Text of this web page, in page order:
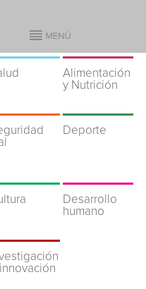
Alimentación
y Nutrición
Deporte
Desarrollo
humano